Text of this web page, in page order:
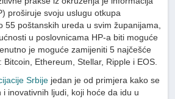
proširuje svoju uslugu otkupa
55 poštanskih ureda u svim županijama,
u poslovnicama HP-a biti moguće
je moguće zamijeniti 5 najčešće
Ethereum, Stellar, Ripple i EOS.
Srbije jedan je od primjera kako se
inovativnih ljudi, koji hoće da idu u